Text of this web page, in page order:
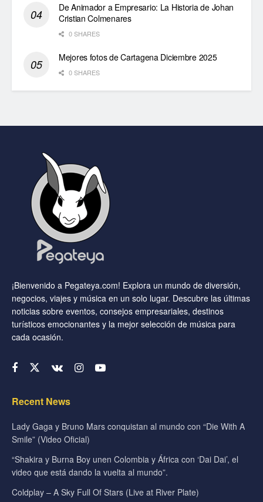
De Animador a Empresario: La Historia de Johan
Cristian Colmenares
0 SHARES
Mejores fotos de Cartagena Diciembre 2025
0 SHARES
¡Bienvenido a Pegateya.com! Explora un mundo de diversión,
negocios, viajes y música en un solo lugar. Descubre las últimas
noticias sobre eventos, consejos empresariales, destinos
turísticos emocionantes y la mejor selección de música para
cada ocasión.
Recent News
Lady Gaga y Bruno Mars conquistan al mundo con “Die With A
Smile” (Video Oficial)
“Shakira y Burna Boy unen Colombia y África con ‘Dai Dai’, el
video que está dando la vuelta al mundo”.
Coldplay – A Sky Full Of Stars (Live at River Plate)